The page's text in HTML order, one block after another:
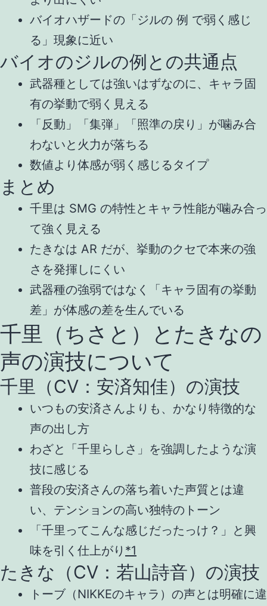
バイオハザードの「ジルの 例 で弱く感じ
る」現象に近い
バイオのジルの例との共通点
武器種としては強いはずなのに、キャラ固
有の挙動で弱く見える
「反動」「集弾」「照準の戻り」が噛み合
わないと火力が落ちる
数値より体感が弱く感じるタイプ
まとめ
千里は SMG の特性とキャラ性能が噛み合っ
て強く見える
たきなは AR だが、挙動のクセで本来の強
さを発揮しにくい
武器種の強弱ではなく「キャラ固有の挙動
差」が体感の差を生んでいる
千里（ちさと）とたきなの
声の演技について
千里（CV：安済知佳）の演技
いつもの安済さんよりも、かなり特徴的な
声の出し方
わざと「千里らしさ」を強調したような演
技に感じる
普段の安済さんの落ち着いた声質とは違
い、テンションの高い独特のトーン
「千里ってこんな感じだったっけ？」と興
味を引く仕上がり *1
たきな（CV：若山詩音）の演技
トーブ（NIKKEのキャラ）の声とは明確に違